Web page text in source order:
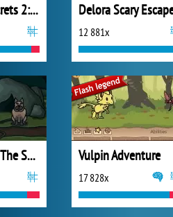
Icebound Secrets 2: Soul Hunter
12 881x
Clickventure: The Secret Beneath Vulpin Adventure
17 828x